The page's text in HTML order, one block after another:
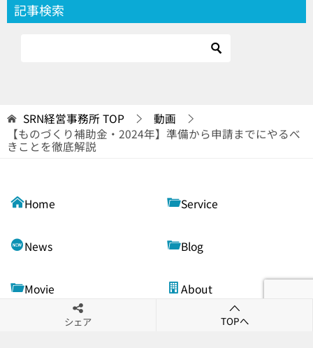
記事検索
SRN経営事務所TOP
動画
【ものづくり補助金・2024年】準備から申請までにやるべ
きことを徹底解説
Home Service
News Blog
Movie About
シェア TOPへ